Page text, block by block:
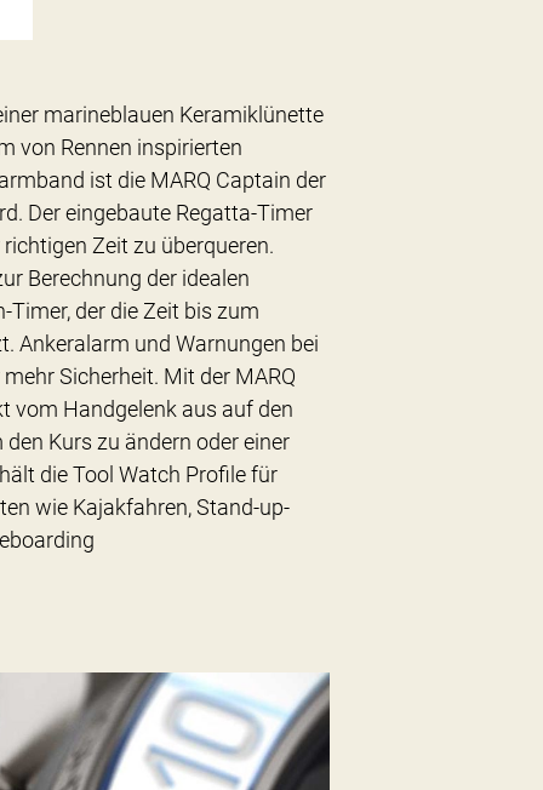
marineblauen Keramiklünette
von Rennen inspirierten
ist die MARQ Captain der
Der eingebaute Regatta-Timer
Zeit zu überqueren.
Berechnung der idealen
der die Zeit bis zum
Ankeralarm und Warnungen bei
Sicherheit. Mit der MARQ
vom Handgelenk aus auf den
Kurs zu ändern oder einer
die Tool Watch Profile für
wie Kajakfahren, Stand-up-